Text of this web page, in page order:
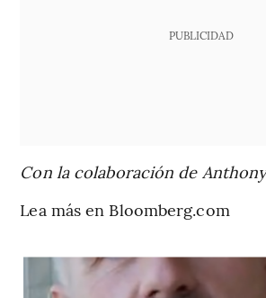
PUBLICIDAD
Con la colaboración de
Lea más en Bloomberg.com